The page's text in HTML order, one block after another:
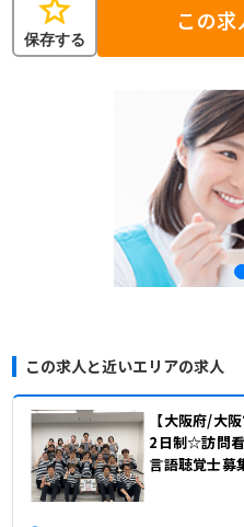
保存する
この
この求人と近いエリアの求人
【大阪府/大
2日制☆訪問
言語聴覚士募